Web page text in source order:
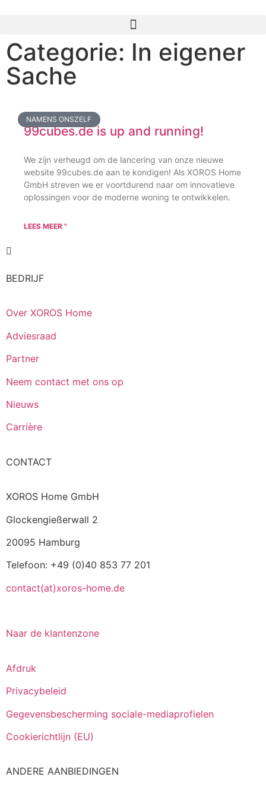
Categorie: In eigener
Sache
NAMENS ONSZELF
99cubes.de is up and running!
We zijn verheugd om de lancering van onze nieuwe
website 99cubes.de aan te kondigen! Als XOROS Home
GmbH streven we er voortdurend naar om innovatieve
oplossingen voor de moderne woning te ontwikkelen.
LEES MEER "
BEDRIJF
Over XOROS Home
Adviesraad
Partner
Neem contact met ons op
Nieuws
Carrière
CONTACT
XOROS Home GmbH
Glockengießerwall 2
20095 Hamburg
Telefoon: +49 (0)40 853 77 201
contact(at)xoros-home.de
Naar de klantenzone
Afdruk
Privacybeleid
Gegevensbescherming sociale-mediaprofielen
Cookierichtlijn (EU)
ANDERE AANBIEDINGEN